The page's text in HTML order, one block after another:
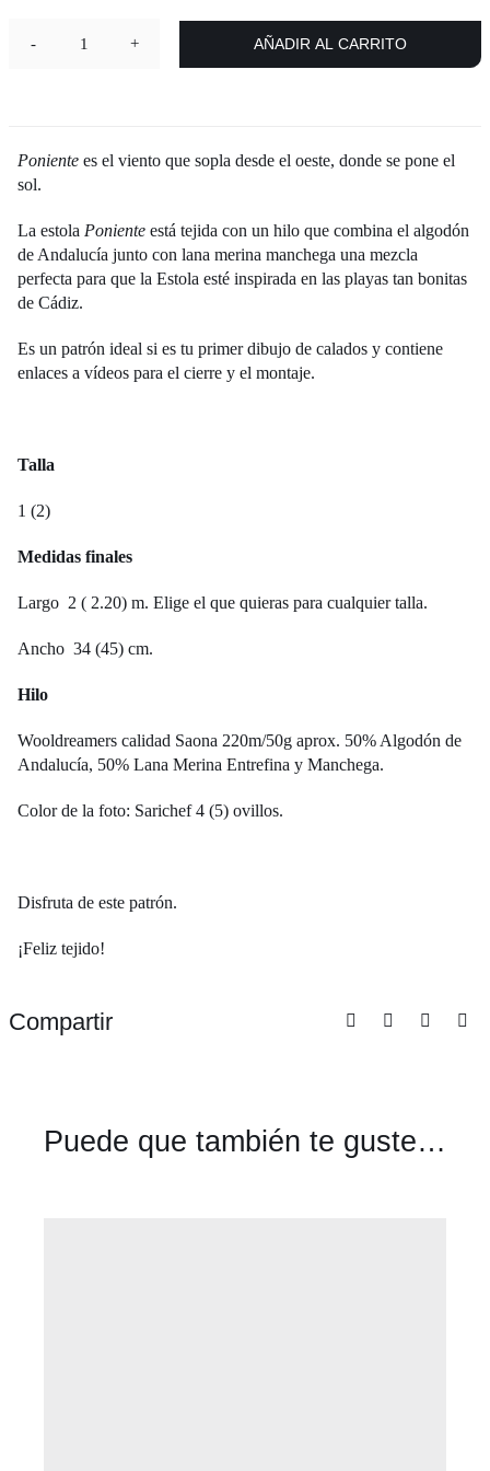
Contacto
Mi cuenta
Estola
AÑADIR AL CARRITO
Poniente es el viento que sopla desde el oeste, donde se pone el
sol.
La estola Poniente está tejida con un hilo que combina el algodón
de Andalucía junto con lana merina manchega una mezcla
perfecta para que la Estola esté inspirada en las playas tan bonitas
de Cádiz.
Es un patrón ideal si es tu primer dibujo de calados y contiene
enlaces a vídeos para el cierre y el montaje.
Talla
1 (2)
Medidas finales
Largo 2 ( 2.20) m. Elige el que quieras para cualquier talla.
Ancho 34 (45) cm.
Hilo
Wooldreamers calidad Saona 220m/50g aprox. 50% Algodón de
Andalucía, 50% Lana Merina Entrefina y Manchega.
Color de la foto: Sarichef 4 (5) ovillos.
Disfruta de este patrón.
¡Feliz tejido!
Compartir
Puede que también te guste…